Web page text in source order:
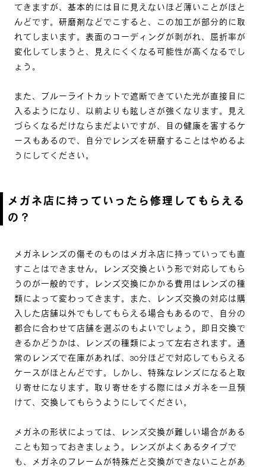
てきますが、基本的には目に見えないほど薄いことがほと
んどです。研磨剤などでこすると、この加工が部分的に取
れてしまいます。表面のコーディングが剥がれ、屈折率が
変化してしまうと、見えにくくなる可能性が高くなるでし
ょう。
また、ブルーライトカットで遮断できていた光が直接目に
入るようになり、以前よりも眩しさが強くなります。見え
づらくなるだけならまだよいですが、目の健康を害するケ
ースもあるので、自分でレンズを研磨することはやめるよ
うにしてください。
メガネ店に持っていったら修理してもらえる
の？
メガネレンズの傷そのものはメガネ店に持っていっても直
すことはできません。レンズ交換という形で対応してもら
うのが一般的です。レンズ交換にかかる費用はレンズの種
類によって変わってきます。また、レンズ交換の対応は購
入した店舗以外でもしてもらえる場合もあるので、自分の
都合に合わせて店舗を選ぶのもよいでしょう。即日交換で
きるかどうかは、レンズの種類によって左右されます。通
常のレンズで在庫があれば、30分ほどで対応してもらえる
ケースがほとんどです。しかし、特殊なレンズになると取
り寄せになります。取り寄せをする際にはメガネを一旦預
けて、交換してもらうようにしてください。
メガネの形状によっては、レンズ交換が難しい場合がある
ことも知っておきましょう。レンズがよくあるタイプで
も、メガネのフレームが特殊だと交換ができないことがあ